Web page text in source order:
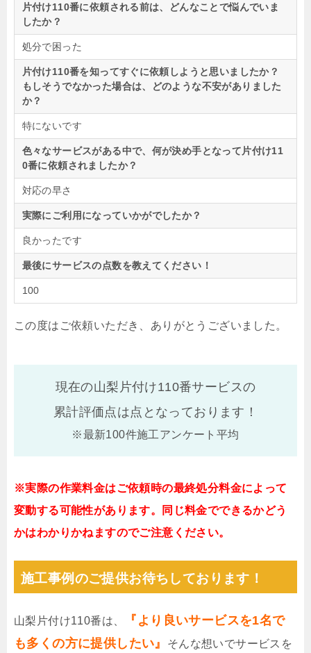
片付け110番に依頼される前は、どんなことで悩んでいま
したか？
処分で困った
片付け110番を知ってすぐに依頼しようと思いましたか？
もしそうでなかった場合は、どのような不安がありました
か？
特にないです
色々なサービスがある中で、何が決め手となって片付け11
0番に依頼されましたか？
対応の早さ
実際にご利用になっていかがでしたか？
良かったです
最後にサービスの点数を教えてください！
100
この度はご依頼いただき、ありがとうございました。
現在の山梨片付け110番サービスの
累計評価点は点となっております！
※最新100件施工アンケート平均
※実際の作業料金はご依頼時の最終処分料金によって
変動する可能性があります。同じ料金でできるかどう
かはわかりかねますのでご注意ください。
施工事例のご提供お待ちしております！
山梨片付け110番は、
『より良いサービスを1名で
も多くの方に提供したい』
そんな想いでサービスを